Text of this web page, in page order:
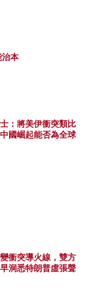
治本
：將美伊衝突類比
國崛起能否為全球
衝突導火線，雙方
洞悉特朗普虛張聲